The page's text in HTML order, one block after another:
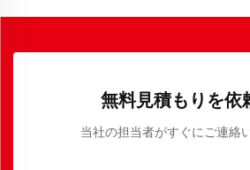
無料見積もりを依
当社の担当者がすぐにご連絡